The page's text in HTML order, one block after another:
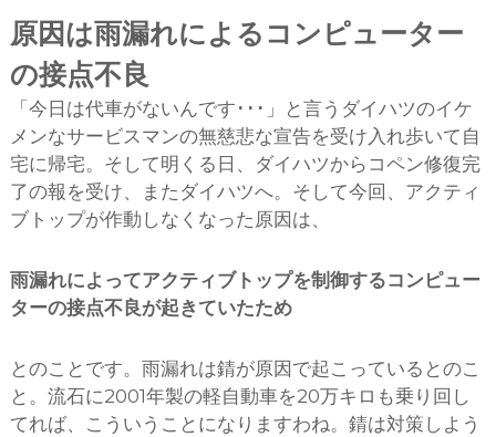
原因は雨漏れによるコンピューター
の接点不良
「今日は代車がないんです･･･」と言うダイハツのイケ
メンなサービスマンの無慈悲な宣告を受け入れ歩いて自
宅に帰宅。そして明くる日、ダイハツからコペン修復完
了の報を受け、またダイハツへ。そして今回、アクティ
ブトップが作動しなくなった原因は、
雨漏れによってアクティブトップを制御するコンピュー
ターの接点不良が起きていたため
とのことです。雨漏れは錆が原因で起こっているとのこ
と。流石に2001年製の軽自動車を20万キロも乗り回し
てれば、こういうことになりますわね。錆は対策しよう